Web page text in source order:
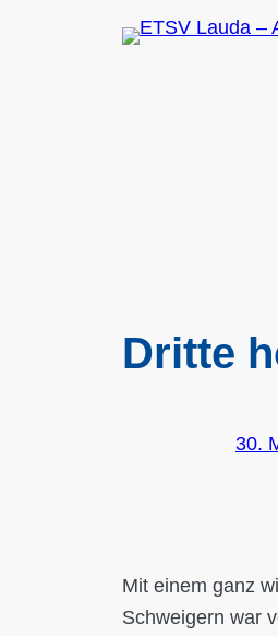
Dritte
30.
Mit einem ganz
Schweigern war